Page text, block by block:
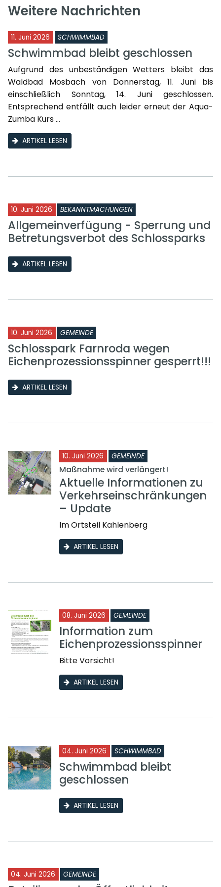
Weitere Nachrichten
11. Juni 2026 SCHWIMMBAD
Schwimmbad bleibt geschlossen
Aufgrund des unbeständigen Wetters bleibt das
Waldbad Mosbach von Donnerstag, 11. Juni bis
einschließlich Sonntag, 14. Juni geschlossen.
Entsprechend entfällt auch leider erneut der Aqua-
Zumba Kurs ...
ARTIKEL LESEN
10. Juni 2026 BEKANNTMACHUNGEN
Allgemeinverfügung - Sperrung und
Betretungsverbot des Schlossparks
ARTIKEL LESEN
10. Juni 2026 GEMEINDE
Schlosspark Farnroda wegen
Eichenprozessionsspinner gesperrt!!!
ARTIKEL LESEN
10. Juni 2026 GEMEINDE
Maßnahme wird verlängert!
Aktuelle Informationen zu
Verkehrseinschränkungen
– Update
Im Ortsteil Kahlenberg
ARTIKEL LESEN
08. Juni 2026 GEMEINDE
Information zum
Eichenprozessionsspinner
Bitte Vorsicht!
ARTIKEL LESEN
04. Juni 2026 SCHWIMMBAD
Schwimmbad bleibt
geschlossen
ARTIKEL LESEN
04. Juni 2026 GEMEINDE